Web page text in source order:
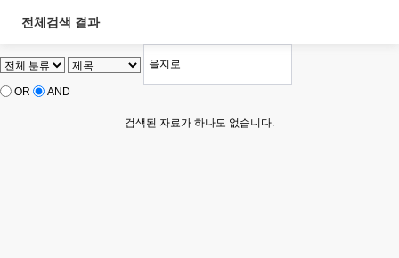
전체검색 결과
OR AND
검색된 자료가 하나도 없습니다.